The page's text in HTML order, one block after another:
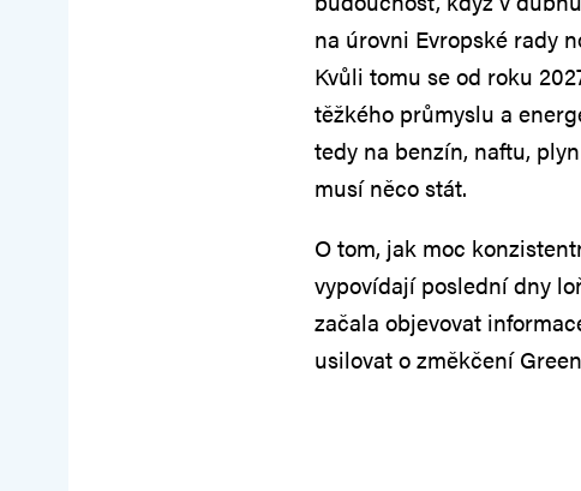
na úrovni Evropské rady
Kvůli tomu se od roku
těžkého průmyslu a
tedy na benzín, naftu,
musí něco stát.
O tom, jak moc
vypovídají poslední dny
začala objevovat
usilovat o změkčení